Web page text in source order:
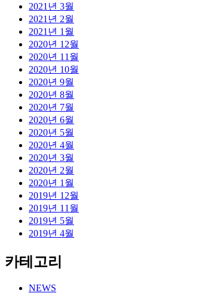
2021년 3월
2021년 2월
2021년 1월
2020년 12월
2020년 11월
2020년 10월
2020년 9월
2020년 8월
2020년 7월
2020년 6월
2020년 5월
2020년 4월
2020년 3월
2020년 2월
2020년 1월
2019년 12월
2019년 11월
2019년 5월
2019년 4월
카테고리
NEWS